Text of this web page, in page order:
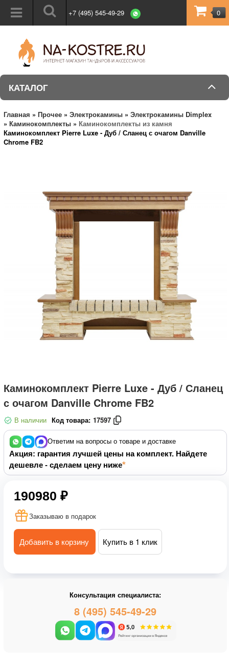
+7 (495) 545-49-29 0
КАТАЛОГ
Главная » Прочее » Электрокамины » Электрокамины Dimplex
» Каминокомплекты » Каминокомплекты из камня
Каминокомплект Pierre Luxe - Дуб / Сланец с очагом Danville
Chrome FB2
Каминокомплект Pierre Luxe - Дуб / Сланец
с очагом Danville Chrome FB2
В наличии Код товара: 17597
Ответим на вопросы о товаре и доставке
Акция: гарантия лучшей цены на комплект. Найдете
дешевле - сделаем цену ниже
190980 ₽
Заказываю в подарок
Добавить в корзину Купить в 1 клик
Консультация специалиста:
8 (495) 545-49-29